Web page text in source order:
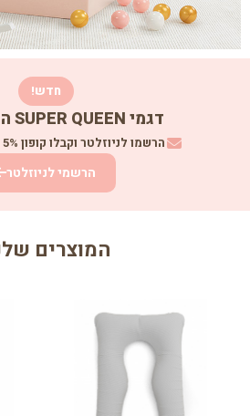
כרית הריון והנקה הטובה
חדש!
דגמי SUPER QUEEN הגיעו לאתר
הרשמו לניוזלטר וקבלו קופון 5% הנחה
הרשמי לניוזלטר
המוצרים